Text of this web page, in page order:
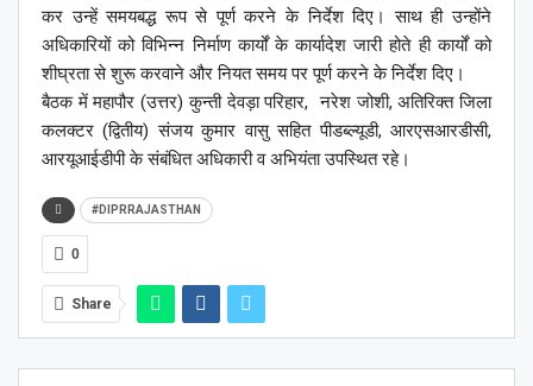
कर उन्हें समयबद्ध रूप से पूर्ण करने के निर्देश दिए। साथ ही उन्होंने
अधिकारियों को विभिन्न निर्माण कार्यों के कार्यादेश जारी होते ही कार्यों को
शीघ्रता से शुरू करवाने और नियत समय पर पूर्ण करने के निर्देश दिए।
बैठक में महापौर (उत्तर) कुन्ती देवड़ा परिहार, नरेश जोशी, अतिरिक्त जिला
कलक्टर (द्वितीय) संजय कुमार वासु सहित पीडब्ल्यूडी, आरएसआरडीसी,
आरयूआईडीपी के संबंधित अधिकारी व अभियंता उपस्थित रहे।
#DIPRRAJASTHAN
0
Share